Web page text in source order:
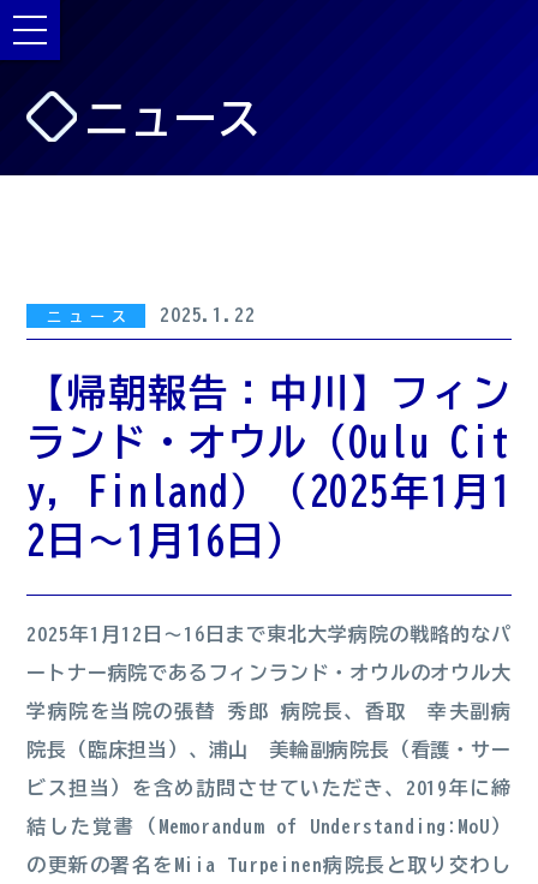
ニュース
ニュース 2025.1.22
【帰朝報告：中川】フィン
ランド・オウル（Oulu Cit
y, Finland）（2025年1月1
2日～1月16日）
2025年1月12日～16日まで東北大学病院の戦略的なパ
ートナー病院であるフィンランド・オウルのオウル大
学病院を当院の張替 秀郎 病院長、香取 幸夫副病
院長（臨床担当）、浦山 美輪副病院長（看護・サー
ビス担当）を含め訪問させていただき、2019年に締
結した覚書（Memorandum of Understanding:MoU）
の更新の署名をMiia Turpeinen病院長と取り交わし